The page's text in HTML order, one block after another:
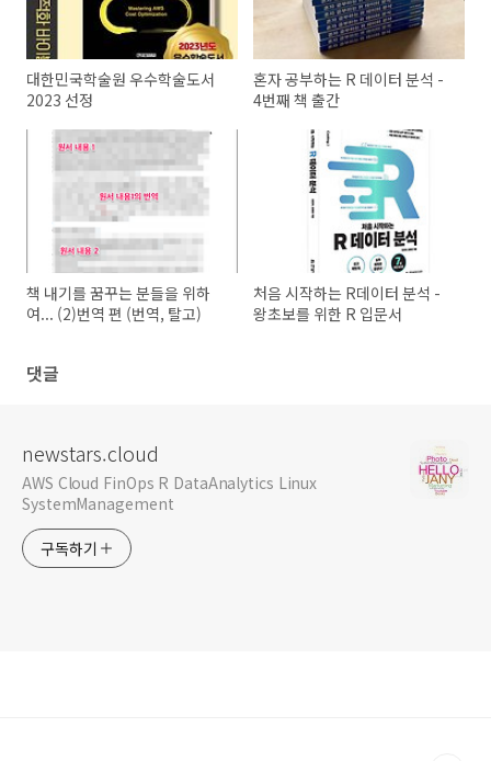
대한민국학술원 우수학술도서
2023 선정
혼자 공부하는 R 데이터 분석 -
4번째 책 출간
책 내기를 꿈꾸는 분들을 위하
여... (2)번역 편 (번역, 탈고)
처음 시작하는 R데이터 분석 -
왕초보를 위한 R 입문서
댓글
newstars.cloud
AWS Cloud FinOps R DataAnalytics Linux
SystemManagement
구독하기